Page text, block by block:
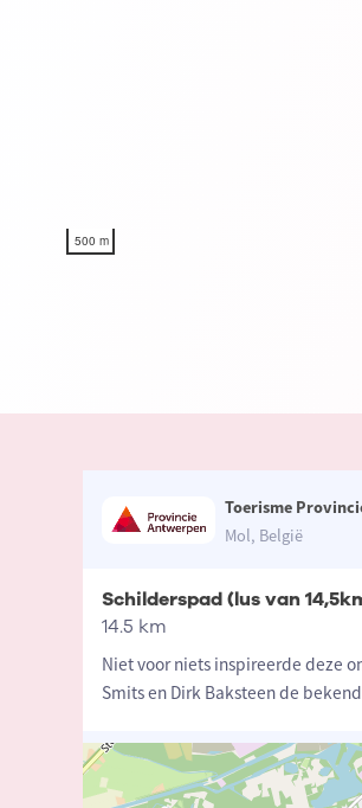
500 m
Toerisme
Mol, België
Schilderspad (lus van
14.5 km
Niet voor niets inspireerde deze
Smits en Dirk Baksteen de